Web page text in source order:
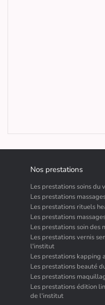
Nos prestations
Les prestations soins du
Les prestations
Les prestations rituels
Les prestations
Les prestations soin des
Les prestations vernis
l'institut
Les prestations kapping
Les prestations beauté
Les prestations
Les prestations édition
de l'institut